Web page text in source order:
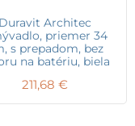
Duravit Architec
priemer 34
s prepadom, bez
na batériu, biela
211,68 €